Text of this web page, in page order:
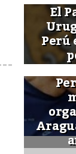
El
Perú